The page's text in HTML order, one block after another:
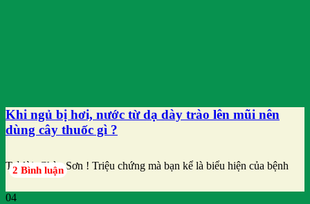
Khi ngủ bị hơi, nước từ dạ dày trào lên mũi nên
dùng cây thuốc gì ?
Trả lời: Chào Sơn ! Triệu chứng mà bạn kể là biểu hiện của bệnh
2 Bình luận
04